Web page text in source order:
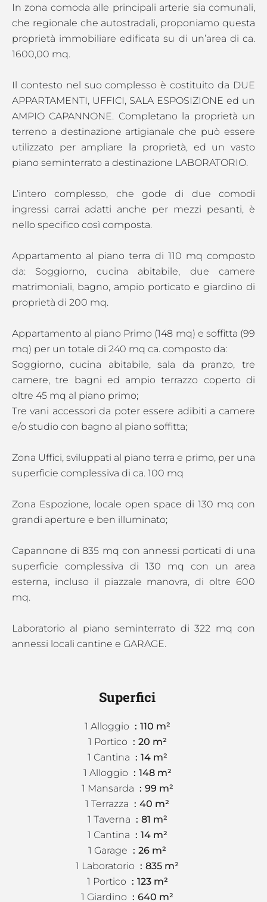
In zona comoda alle principali arterie sia comunali,
che regionale che autostradali, proponiamo questa
proprietà immobiliare edificata su di un’area di ca.
1600,00 mq.
Il contesto nel suo complesso è costituito da DUE
APPARTAMENTI, UFFICI, SALA ESPOSIZIONE ed un
AMPIO CAPANNONE. Completano la proprietà un
terreno a destinazione artigianale che può essere
utilizzato per ampliare la proprietà, ed un vasto
piano seminterrato a destinazione LABORATORIO.
L’intero complesso, che gode di due comodi
ingressi carrai adatti anche per mezzi pesanti, è
nello specifico così composta.
Appartamento al piano terra di 110 mq composto
da: Soggiorno, cucina abitabile, due camere
matrimoniali, bagno, ampio porticato e giardino di
proprietà di 200 mq.
Appartamento al piano Primo (148 mq) e soffitta (99
mq) per un totale di 240 mq ca. composto da:
Soggiorno, cucina abitabile, sala da pranzo, tre
camere, tre bagni ed ampio terrazzo coperto di
oltre 45 mq al piano primo;
Tre vani accessori da poter essere adibiti a camere
e/o studio con bagno al piano soffitta;
Zona Uffici, sviluppati al piano terra e primo, per una
superficie complessiva di ca. 100 mq
Zona Espozione, locale open space di 130 mq con
grandi aperture e ben illuminato;
Capannone di 835 mq con annessi porticati di una
superficie complessiva di 130 mq con un area
esterna, incluso il piazzale manovra, di oltre 600
mq.
Laboratorio al piano seminterrato di 322 mq con
annessi locali cantine e GARAGE.
Superfici
1 Alloggio
110 m²
1 Portico
20 m²
1 Cantina
14 m²
1 Alloggio
148 m²
1 Mansarda
99 m²
1 Terrazza
40 m²
1 Taverna
81 m²
1 Cantina
14 m²
1 Garage
26 m²
1 Laboratorio
835 m²
1 Portico
123 m²
1 Giardino
640 m²